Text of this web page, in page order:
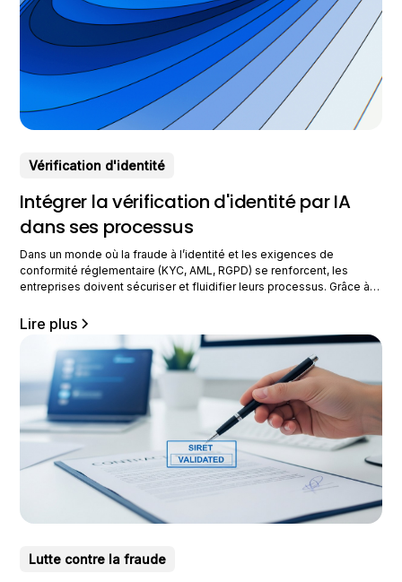
Vérification d'identité
Intégrer la vérification d'identité par IA
dans ses processus
Dans un monde où la fraude à l’identité et les exigences de
conformité réglementaire (KYC, AML, RGPD) se renforcent, les
entreprises doivent sécuriser et fluidifier leurs processus. Grâce à
de contrôler rapidement et avec précision les documents et les
identités. Comment fonctionne cette technologie et comment
l’implémenter efficacement
Lire plus
Lutte contre la fraude